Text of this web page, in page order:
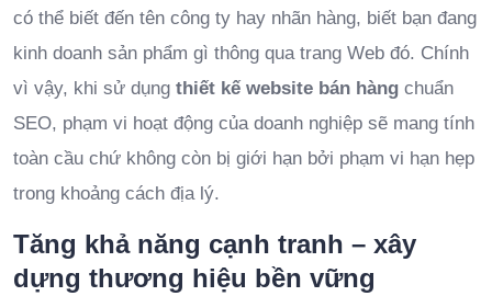
có thể biết đến tên công ty hay nhãn hàng, biết bạn đang
kinh doanh sản phẩm gì thông qua trang Web đó. Chính
vì vậy, khi sử dụng thiết kế website bán hàng chuẩn
SEO, phạm vi hoạt động của doanh nghiệp sẽ mang tính
toàn cầu chứ không còn bị giới hạn bởi phạm vi hạn hẹp
trong khoảng cách địa lý.
Tăng khả năng cạnh tranh – xây
dựng thương hiệu bền vững